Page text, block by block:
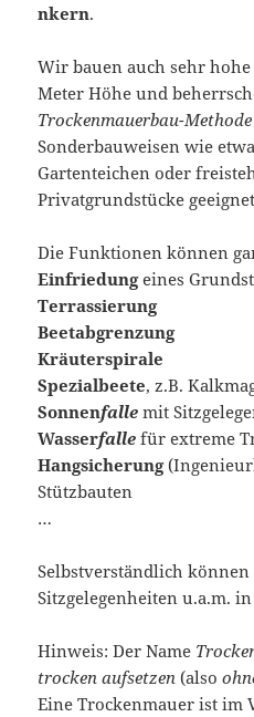
nkern.
Wir bauen auch sehr
Meter Höhe und
Trockenmauerbau-Methode
Sonderbauweisen wie
Gartenteichen oder
Privatgrundstücke
Die Funktionen können
Einfriedungeines
Terrassierung
Beetabgrenzung
Kräuterspirale
Spezialbeete, z.B.
Sonnenfalle mit
Wasserfalle für extreme
Hangsicherung
Stützbauten
…
Selbstverständlich
Sitzgelegenheiten u.a.m.
Hinweis: Der Name
trocken aufsetzen (also
Eine Trockenmauer ist im